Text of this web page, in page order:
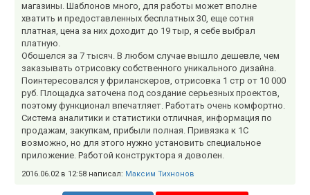
магазины. Шаблонов много, для работы может вполне
хватить и предоставленных бесплатных 30, еще сотня
платная, цена за них доходит до 19 тыр, я себе выбрал
платную.
Обошелся за 7 тысяч. В любом случае вышло дешевле, чем
заказывать отрисовку собственного уникального дизайна.
Поинтересовался у фриланскеров, отрисовка 1 стр от 10 000
руб. Площадка заточена под создание серьезных проектов,
поэтому функционал впечатляет. Работать очень комфортно.
Система аналитики и статистики отличная, информация по
продажам, закупкам, прибыли полная. Привязка к 1С
возможно, но для этого нужно установить специальное
приложение. Работой конструктора я доволен.
2016.06.02 в 12:58 написал: Максим Тихнонов